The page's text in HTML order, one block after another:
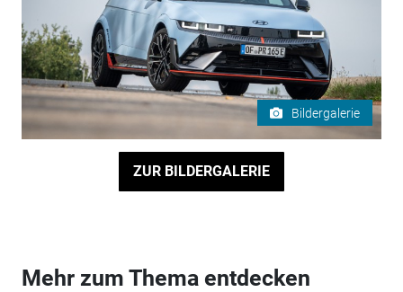
Bildergalerie
ZUR BILDERGALERIE
Mehr zum Thema entdecken